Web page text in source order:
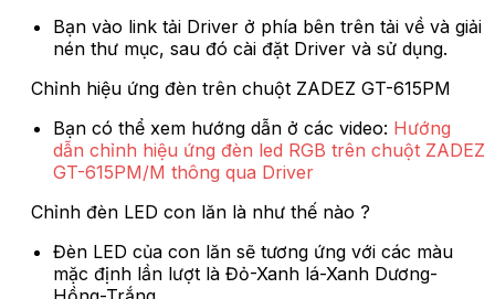
Bạn vào link tải Driver ở phía bên trên tải về và giải
nén thư mục, sau đó cài đặt Driver và sử dụng.
Chỉnh hiệu ứng đèn trên chuột ZADEZ GT-615PM
Bạn có thể xem hướng dẫn ở các video: Hướng
dẫn chỉnh hiệu ứng đèn led RGB trên chuột ZADEZ
GT-615PM/M thông qua Driver
Chỉnh đèn LED con lăn là như thế nào ?
Đèn LED của con lăn sẽ tương ứng với các màu
mặc định lần lượt là Đỏ-Xanh lá-Xanh Dương-